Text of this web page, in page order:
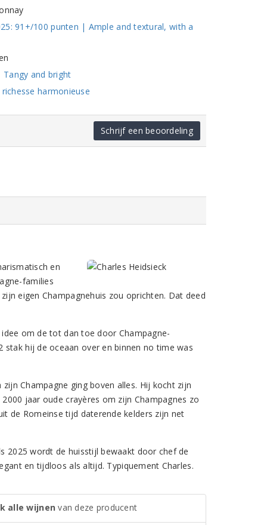
91+/100 punten | Ample and textural, with a
and bright
harmonieuse
Schrijf een beoordeling
en
families
eigen Champagnehuis zou oprichten. Dat deed
om de tot dan toe door Champagne-
stak hij de oceaan over en binnen no time was
Champagne ging boven alles. Hij kocht zijn
jaar oude crayères om zijn Champagnes zo
de Romeinse tijd daterende kelders zijn net
2025 wordt de huisstijl bewaakt door chef de
en tijdloos als altijd. Typiquement Charles.
alle wijnen van deze producent